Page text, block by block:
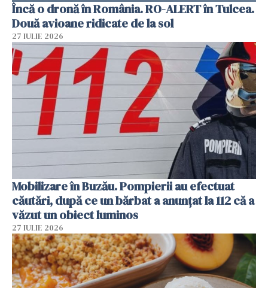
Încă o dronă în România. RO-ALERT în Tulcea.
Două avioane ridicate de la sol
27 IULIE 2026
Mobilizare în Buzău. Pompierii au efectuat
căutări, după ce un bărbat a anunțat la 112 că a
văzut un obiect luminos
27 IULIE 2026